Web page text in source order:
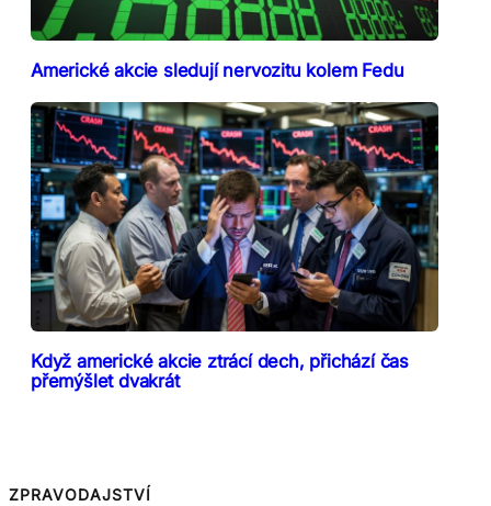
Americké akcie sledují nervozitu kolem Fedu
Když americké akcie ztrácí dech, přichází čas
přemýšlet dvakrát
ZPRAVODAJSTVÍ